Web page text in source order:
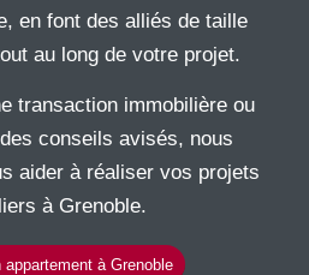
en font des alliés de taille
au long de votre projet.
transaction immobilière ou
conseils avisés, nous
aider à réaliser vos projets
à Grenoble.
appartement à Grenoble